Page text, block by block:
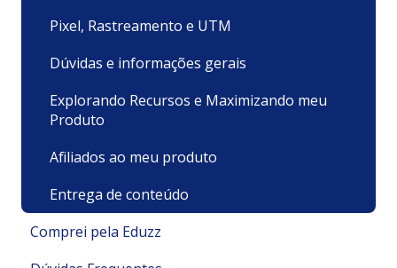
Pixel, Rastreamento e UTM
Dúvidas e informações gerais
Explorando Recursos e Maximizando meu
Produto
Afiliados ao meu produto
Entrega de conteúdo
Comprei pela Eduzz